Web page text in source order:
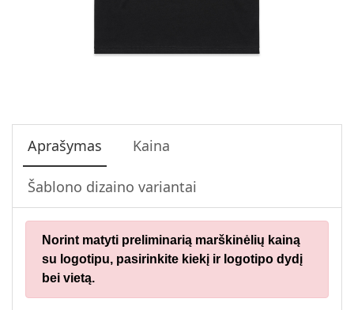
Aprašymas Kaina
Šablono dizaino variantai
Norint matyti preliminarią marškinėlių kainą
su logotipu, pasirinkite kiekį ir logotipo dydį
bei vietą.